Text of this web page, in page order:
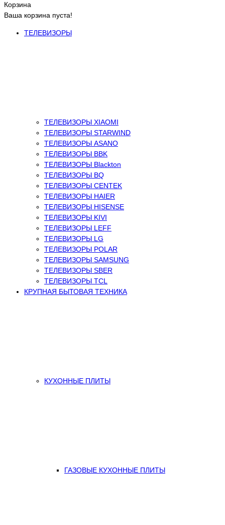
Корзина
Ваша корзина пуста!
ТЕЛЕВИЗОРЫ
ТЕЛЕВИЗОРЫ XIAOMI
ТЕЛЕВИЗОРЫ STARWIND
ТЕЛЕВИЗОРЫ ASANO
ТЕЛЕВИЗОРЫ BBK
ТЕЛЕВИЗОРЫ Blackton
ТЕЛЕВИЗОРЫ BQ
ТЕЛЕВИЗОРЫ CENTEK
ТЕЛЕВИЗОРЫ HAIER
ТЕЛЕВИЗОРЫ HISENSE
ТЕЛЕВИЗОРЫ KIVI
ТЕЛЕВИЗОРЫ LEFF
ТЕЛЕВИЗОРЫ LG
ТЕЛЕВИЗОРЫ POLAR
ТЕЛЕВИЗОРЫ SAMSUNG
ТЕЛЕВИЗОРЫ SBER
ТЕЛЕВИЗОРЫ TCL
КРУПНАЯ БЫТОВАЯ ТЕХНИКА
КУХОННЫЕ ПЛИТЫ
ГАЗОВЫЕ КУХОННЫЕ ПЛИТЫ